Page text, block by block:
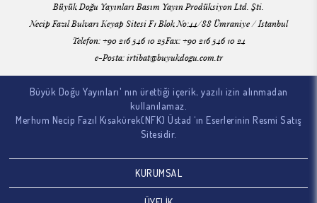
Büyük Doğu Yayınları Basım Yayın Prodüksiyon Ltd. Şti.
Necip Fazıl Bulvarı Keyap Sitesi F1 Blok No:44/88 Ümraniye / İstanbul
Telefon: +90 216 546 10 25Fax: +90 216 546 10 24
e-Posta:irtibat@buyukdogu.com.tr
Büyük Doğu Yayınları' nın ürettiği içerik, yazılı izin alınmadan
kullanılamaz.
Merhum Necip Fazıl Kısakürek(NFK) Üstad ‘ın Eserlerinin Resmi Satış
Sitesidir.
KURUMSAL